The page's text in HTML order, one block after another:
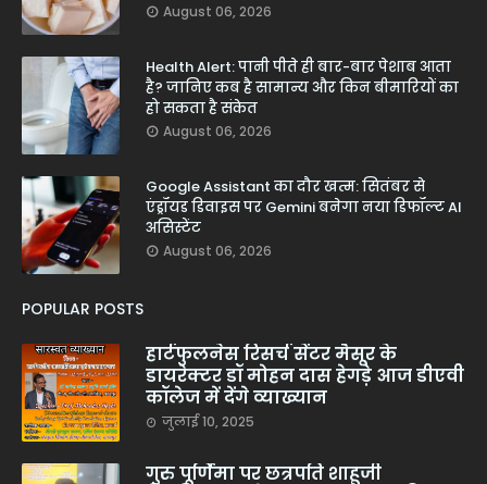
August 06, 2026
Health Alert: पानी पीते ही बार-बार पेशाब आता
है? जानिए कब है सामान्य और किन बीमारियों का
हो सकता है संकेत
August 06, 2026
Google Assistant का दौर खत्म: सितंबर से
एंड्रॉयड डिवाइस पर Gemini बनेगा नया डिफॉल्ट AI
असिस्टेंट
August 06, 2026
POPULAR POSTS
हार्टफुलनेस रिसर्च सेंटर मैसूर के
डायरेक्टर डॉ मोहन दास हेगड़े आज डीएवी
कॉलेज में देंगे व्याख्यान
जुलाई 10, 2025
गुरु पूर्णिमा पर छत्रपति शाहूजी